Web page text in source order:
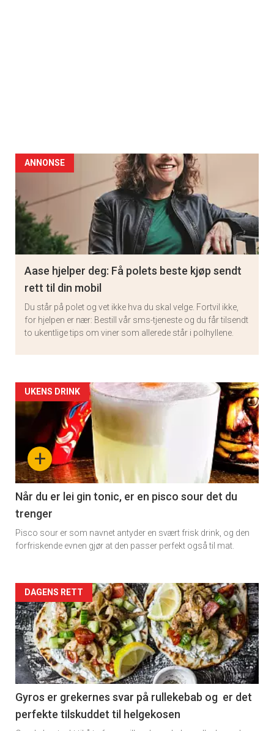
ANNONSE
Aase hjelper deg: Få polets beste kjøp sendt
rett til din mobil
Du står på polet og vet ikke hva du skal velge. Fortvil ikke,
for hjelpen er nær: Bestill vår sms-tjeneste og du får tilsendt
to ukentlige tips om viner som allerede står i polhyllene.
Artikler
detail
section
11
+
UKENS DRINK
Når du er lei gin tonic, er en pisco sour det du
trenger
Pisco sour er som navnet antyder en svært frisk drink, og den
forfriskende evnen gjør at den passer perfekt også til mat.
Artikler
detail
-
section
11
Dagens
DAGENS RETT
Gyros er grekernes svar på rullekebab og er det
perfekte tilskuddet til helgekosen